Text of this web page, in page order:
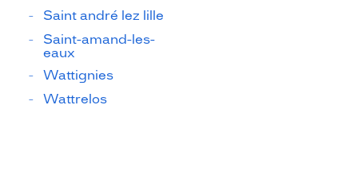
Saint andré lez lille
Saint-amand-les-
eaux
Wattignies
Wattrelos